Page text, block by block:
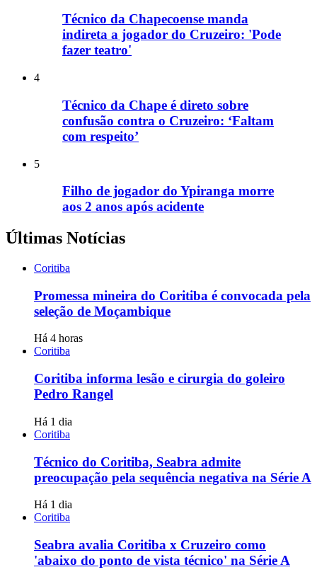
Técnico da Chapecoense manda
indireta a jogador do Cruzeiro: 'Pode
fazer teatro'
4
Técnico da Chape é direto sobre
confusão contra o Cruzeiro: ‘Faltam
com respeito’
5
Filho de jogador do Ypiranga morre
aos 2 anos após acidente
Últimas Notícias
Coritiba
Promessa mineira do Coritiba é convocada pela
seleção de Moçambique
Há 4 horas
Coritiba
Coritiba informa lesão e cirurgia do goleiro
Pedro Rangel
Há 1 dia
Coritiba
Técnico do Coritiba, Seabra admite
preocupação pela sequência negativa na Série A
Há 1 dia
Coritiba
Seabra avalia Coritiba x Cruzeiro como
'abaixo do ponto de vista técnico' na Série A